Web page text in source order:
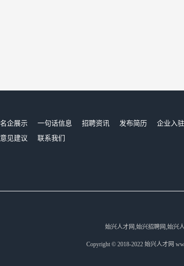
名企展示 一句话信息 招聘资讯 发布简历 企业入驻
意见建议 联系我们
始兴人才网,始兴招聘网,始兴
Copyright © 2018-2022 始兴人才网